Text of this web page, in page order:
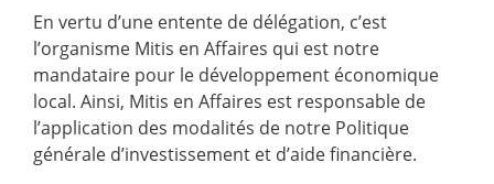
INTRANET
En vertu d’une entente de délégation, c’est
l’organisme Mitis en Affaires qui est notre
mandataire pour le développement économique
local. Ainsi, Mitis en Affaires est responsable de
l’application des modalités de notre Politique
générale d’investissement et d’aide financière.